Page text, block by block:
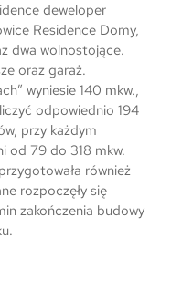
deweloper
Residence Domy,
dwa wolnostojące.
oraz garaż.
wyniesie 140 mkw.,
odpowiednio 194
przy każdym
od 79 do 318 mkw.
również
rozpoczęły się
zakończenia budowy